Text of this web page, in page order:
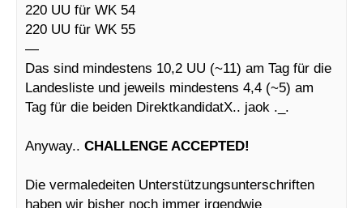
220 UU für WK 54
220 UU für WK 55
—
Das sind mindestens 10,2 UU (~11) am Tag für die
Landesliste und jeweils mindestens 4,4 (~5) am
Tag für die beiden DirektkandidatX.. jaok ._.
Anyway.. CHALLENGE ACCEPTED!
Die vermaledeiten Unterstützungsunterschriften
haben wir bisher noch immer irgendwie